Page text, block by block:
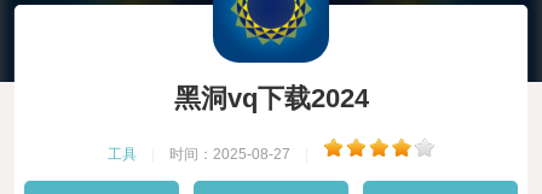
黑洞vq下载2024
工具 时间：2025-08-27